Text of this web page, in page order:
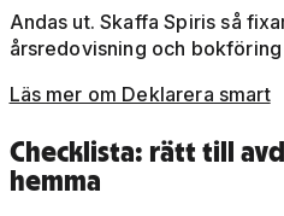
Andas ut. Skaffa Spiris så
årsredovisning och bokföring
Läs mer om Deklarera smart
Checklista: rätt till
hemma